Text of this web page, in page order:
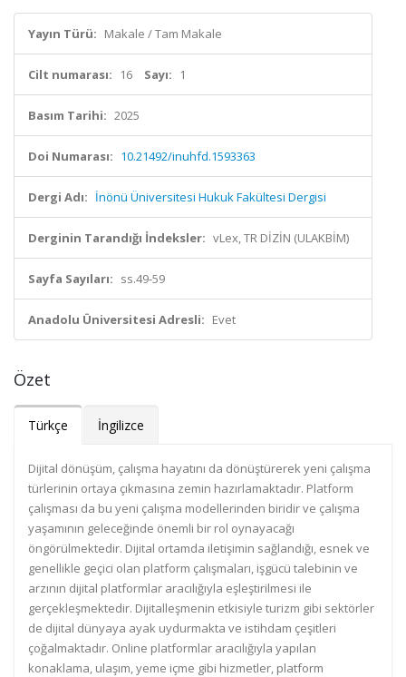
Yayın Türü: Makale / Tam Makale
Cilt numarası: 16 Sayı: 1
Basım Tarihi: 2025
Doi Numarası: 10.21492/inuhfd.1593363
Dergi Adı: İnönü Üniversitesi Hukuk Fakültesi Dergisi
Derginin Tarandığı İndeksler: vLex, TR DİZİN (ULAKBİM)
Sayfa Sayıları: ss.49-59
Anadolu Üniversitesi Adresli: Evet
Özet
Türkçe İngilizce
Dijital dönüşüm, çalışma hayatını da dönüştürerek yeni çalışma
türlerinin ortaya çıkmasına zemin hazırlamaktadır. Platform
çalışması da bu yeni çalışma modellerinden biridir ve çalışma
yaşamının geleceğinde önemli bir rol oynayacağı
öngörülmektedir. Dijital ortamda iletişimin sağlandığı, esnek ve
genellikle geçici olan platform çalışmaları, işgücü talebinin ve
arzının dijital platformlar aracılığıyla eşleştirilmesi ile
gerçekleşmektedir. Dijitalleşmenin etkisiyle turizm gibi sektörler
de dijital dünyaya ayak uydurmakta ve istihdam çeşitleri
çoğalmaktadır. Online platformlar aracılığıyla yapılan
konaklama, ulaşım, yeme içme gibi hizmetler, platform